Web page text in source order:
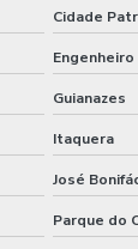
Cidade
Guianazes
Itaquera
José
Parque do